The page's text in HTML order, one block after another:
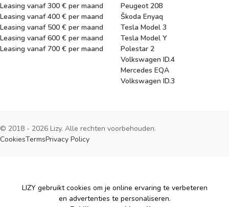
Leasing vanaf 300 € per maand
Leasing vanaf 400 € per maand
Leasing vanaf 500 € per maand
Leasing vanaf 600 € per maand
Leasing vanaf 700 € per maand
Peugeot 208
Škoda Enyaq
Tesla Model 3
Tesla Model Y
Polestar 2
Volkswagen ID.4
Mercedes EQA
Volkswagen ID.3
© 2018 - 2026 Lizy. Alle rechten voorbehouden.
CookiesTermsPrivacy Policy
Cookies
LIZY gebruikt cookies om je online ervaring te verbeteren
en advertenties te personaliseren.